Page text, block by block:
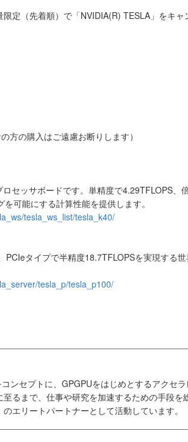
定（先着順）で「NVIDIA(R) TESLA」をキ
方の購入はご遠慮お断りします）
セッサボードです。単精度で4.29TFLOPS、
可能にする計算性能を提供します。
tesla_ws_list/tesla_k40/
タイプで半精度18.7TFLOPSを実現する
tesla_p/tesla_p100/
ンセプトに、GPGPUをはじめとするアクセ
るまで、仕事や研究を加速するための手段を
エリートパートナーとして活動しています。